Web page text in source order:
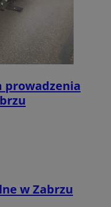
prowadzenia
w Zabrzu